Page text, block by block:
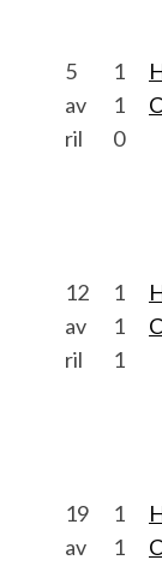
5
av
ril
1
1
0
12
av
ril
1
1
1
19
av
1
1